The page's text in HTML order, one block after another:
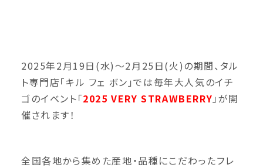
2025年2月19日(水)～2月25日(火)の期間、タル
ト専門店「キル フェ ボン」では毎年大人気のイチ
ゴのイベント「2025 VERY STRAWBERRY 」が開
催されます！
全国各地から集めた産地・品種にこだわったフレ